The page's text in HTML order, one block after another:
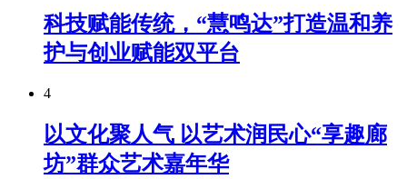
科技赋能传统，“慧鸣达”打造温和养
护与创业赋能双平台
4
以文化聚人气 以艺术润民心“享趣廊
坊”群众艺术嘉年华